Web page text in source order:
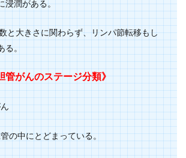
浸潤がある。
と大きさに関わらず、リンパ節転移もし
る。
管がんのステージ分類》
の中にとどまっている。